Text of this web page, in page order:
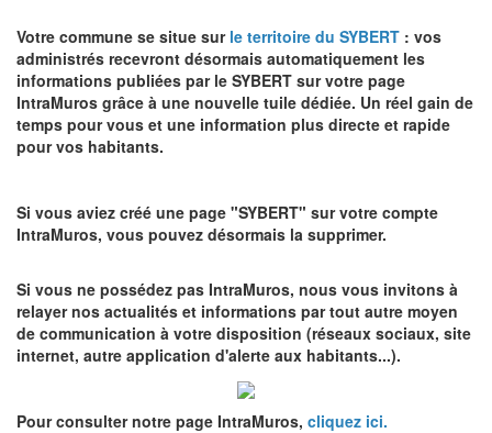
Votre commune se situe sur le territoire du SYBERT : vos
administrés recevront désormais automatiquement les
informations publiées par le SYBERT sur votre page
IntraMuros grâce à une nouvelle tuile dédiée. Un réel gain de
temps pour vous et une information plus directe et rapide
pour vos habitants.
Si vous aviez créé une page "SYBERT" sur votre compte
IntraMuros, vous pouvez désormais la supprimer.
Si vous ne possédez pas IntraMuros, nous vous invitons à
relayer nos actualités et informations par tout autre moyen
de communication à votre disposition (réseaux sociaux, site
internet, autre application d'alerte aux habitants...).
Pour consulter notre page IntraMuros, cliquez ici.